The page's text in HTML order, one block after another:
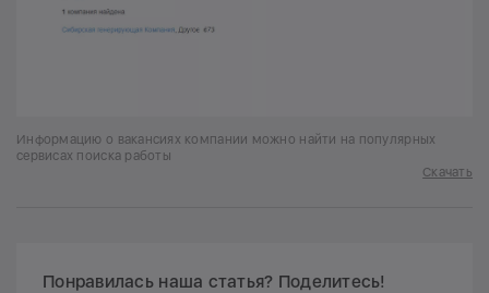
Информацию о вакансиях компании можно найти на популярных
сервисах поиска работы
Скачать
Понравилась наша статья? Поделитесь!